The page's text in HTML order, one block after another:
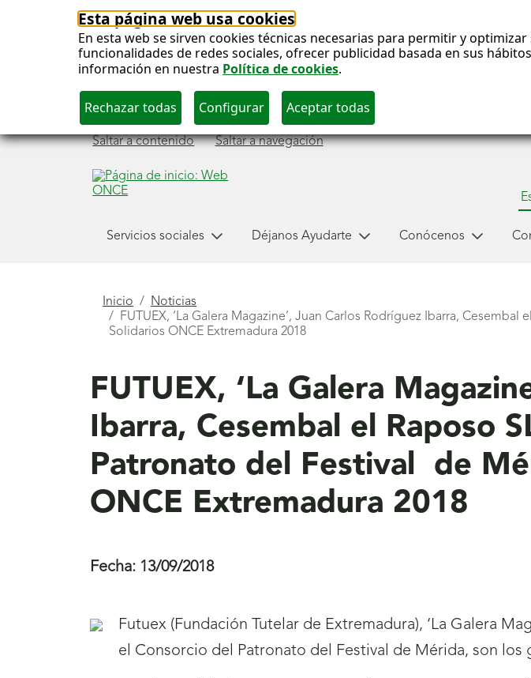
Esta página web usa cookies
En esta web se sirven cookies técnicas necesarias para permitir y
funcionalidades de redes sociales, ofrecer publicidad basada en sus
información en nuestra Política de cookies.
Saltar a contenido Saltar a navegación
Servicios sociales Déjanos Ayudarte Conócenos
Está
aquí
Inicio
Noticias
FUTUEX, ‘La Galera Magazine’, Juan Carlos Rodríguez Ibarra,
Solidarios ONCE Extremadura 2018
FUTUEX, ‘La Galera
Ibarra, Cesembal el Raposo
Patronato del Festival de
ONCE Extremadura 2018
Fecha: 13/09/2018
Futuex (Fundación Tutelar de Extremadura), ‘La Galera
el Consorcio del Patronato del Festival de Mérida, son los